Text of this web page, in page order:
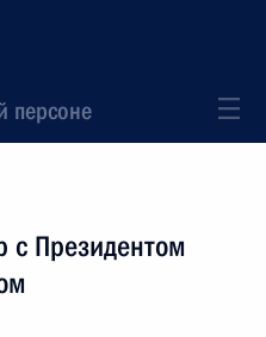
персоне
с Президентом